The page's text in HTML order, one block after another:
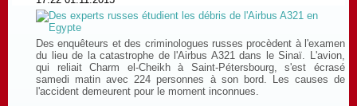
Des enquêteurs et des criminologues russes procèdent à l'examen
du lieu de la catastrophe de l'Airbus A321 dans le Sinaï. L'avion,
qui reliait Charm el-Cheikh à Saint-Pétersbourg, s'est écrasé
samedi matin avec 224 personnes à son bord. Les causes de
l'accident demeurent pour le moment inconnues.